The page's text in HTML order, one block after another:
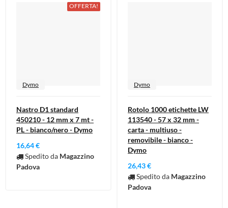
OFFERTA!
Dymo
Nastro D1 standard
450210 - 12 mm x 7 mt -
PL - bianco/nero - Dymo
16,64 €
Spedito da Magazzino
Padova
Dymo
Rotolo 1000 etichette LW
113540 - 57 x 32 mm -
carta - multiuso -
removibile - bianco -
Dymo
26,43 €
Spedito da Magazzino
Padova